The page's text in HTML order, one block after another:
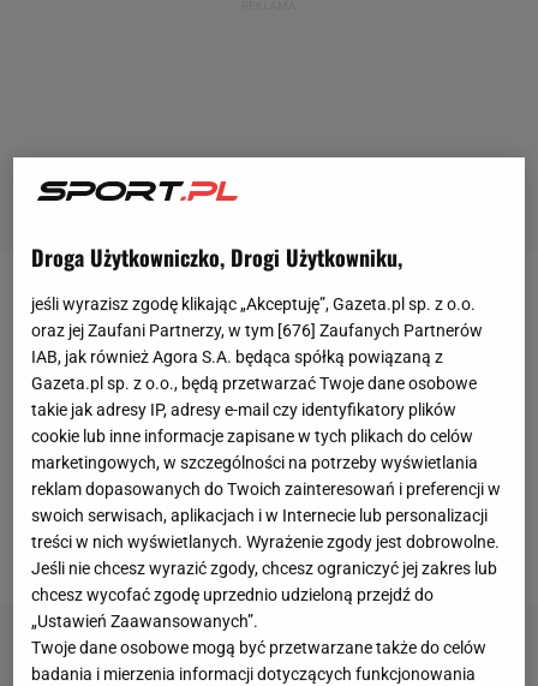
Na początku marca władze FC Barcelony przekazały
smutną wiadomość o nagłej śmierci Carlesa Minarro
Garcii, lekarza katalońskiego zespołu. "Zarząd i cały
sztab szkoleniowy przesyłają kondolencje rodzinie i
znajomym w tym trudnym czasie" - poinformowano
w oficjalnym komunikacie. W związku z tym
przełożonomeczz Osasuną, któryzostał rozegrany
po przerwie reprezentacyjnej 27.03.
Droga Użytkowniczko, Drogi Użytkowniku,
jeśli wyrazisz zgodę klikając „Akceptuję”, Gazeta.pl sp. z o.o.
oraz jej Zaufani Partnerzy, w tym [676] Zaufanych Partnerów
IAB, jak również Agora S.A. będąca spółką powiązaną z
Gazeta.pl sp. z o.o., będą przetwarzać Twoje dane osobowe
takie jak adresy IP, adresy e-mail czy identyfikatory plików
cookie lub inne informacje zapisane w tych plikach do celów
marketingowych, w szczególności na potrzeby wyświetlania
reklam dopasowanych do Twoich zainteresowań i preferencji w
swoich serwisach, aplikacjach i w Internecie lub personalizacji
treści w nich wyświetlanych. Wyrażenie zgody jest dobrowolne.
Jeśli nie chcesz wyrazić zgody, chcesz ograniczyć jej zakres lub
chcesz wycofać zgodę uprzednio udzieloną przejdź do
„Ustawień Zaawansowanych”.
Twoje dane osobowe mogą być przetwarzane także do celów
badania i mierzenia informacji dotyczących funkcjonowania